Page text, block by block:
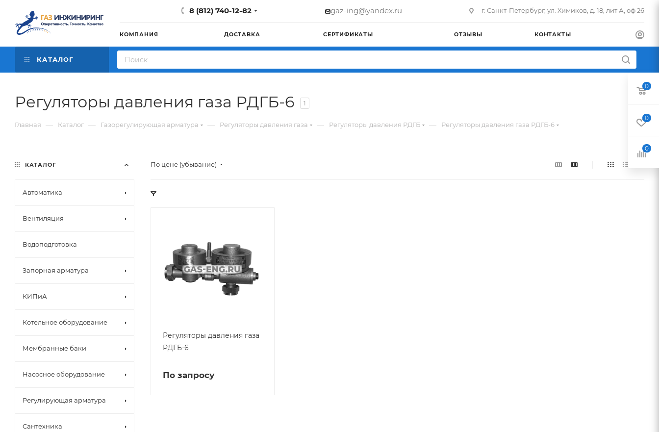
8 (812) 740-12-82 gaz-ing@yandex.ru г. Санкт-Петербург, ул. Химиков, д. 18, лит А, оф 26
КОМПАНИЯ ДОСТАВКА СЕРТИФИКАТЫ ОТЗЫВЫ КОНТАКТЫ
КАТАЛОГ
Регуляторы давления газа РДГБ-6 1
Главная — Каталог — Газорегулирующая арматура — Регуляторы давления газа — Регуляторы давления РДГБ — Регуляторы давления газа РДГБ-6
По цене (убывание)
Регуляторы давления газа
РДГБ-6
По запросу
КАТАЛОГ
Автоматика
Вентиляция
Водоподготовка
Запорная арматура
КИПиА
Котельное оборудование
Мембранные баки
Насосное оборудование
Регулирующая арматура
Сантехника
0
0
0